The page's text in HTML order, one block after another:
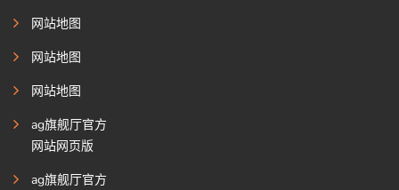
网站地图
网站地图
网站地图
ag旗舰厅官方
网站网页版
ag旗舰厅官方